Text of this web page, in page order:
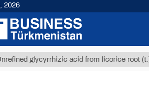
glycyrrhizic acid from licorice root (t.)
2026